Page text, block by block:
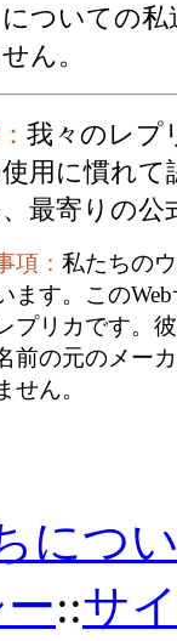
ついての私
ん。
我々のレプ
用に慣れ
最寄りの
項： 私たちの
ます。この
プリカです。
前の元のメー
せん。
につ
::サ